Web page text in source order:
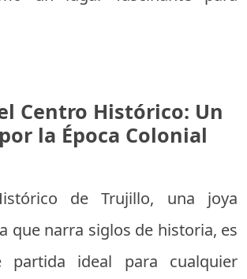
Centro Histórico: Un
la Época Colonial
de Trujillo, una joya
que narra siglos de historia, es
ideal para cualquier